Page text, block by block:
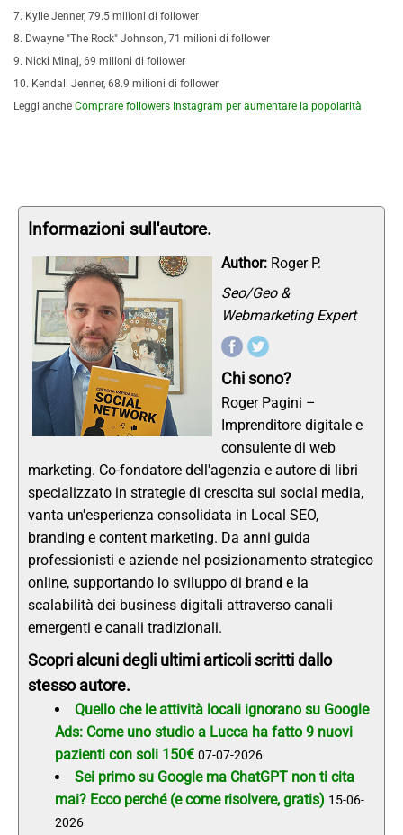
7. Kylie Jenner, 79.5 milioni di follower
8. Dwayne "The Rock" Johnson, 71 milioni di follower
9. Nicki Minaj, 69 milioni di follower
10. Kendall Jenner, 68.9 milioni di follower
Leggi anche Comprare followers Instagram per aumentare la popolarità
Informazioni sull'autore.
Author: Roger P.
Seo/Geo &
Webmarketing Expert
Chi sono?
Roger Pagini –
Imprenditore digitale e
consulente di web
marketing. Co-fondatore dell'agenzia e autore di libri
specializzato in strategie di crescita sui social media,
vanta un'esperienza consolidata in Local SEO,
branding e content marketing. Da anni guida
professionisti e aziende nel posizionamento strategico
online, supportando lo sviluppo di brand e la
scalabilità dei business digitali attraverso canali
emergenti e canali tradizionali.
Scopri alcuni degli ultimi articoli scritti dallo
stesso autore.
Quello che le attività locali ignorano su Google
Ads: Come uno studio a Lucca ha fatto 9 nuovi
pazienti con soli 150€ 07-07-2026
Sei primo su Google ma ChatGPT non ti cita
mai? Ecco perché (e come risolvere, gratis) 15-06-
2026